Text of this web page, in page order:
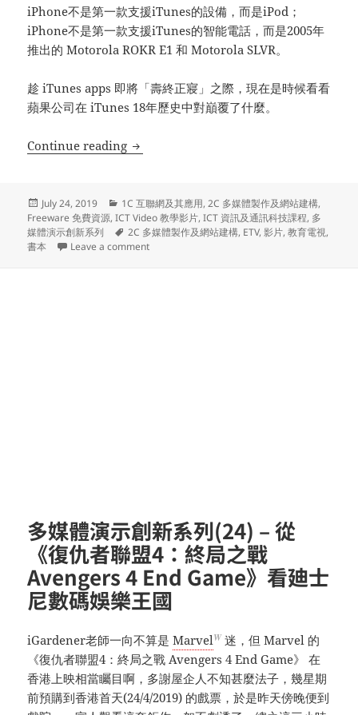
iPhone不是第一款支援iTunes的設備，而是iPod；
iPhone不是第一款支援iTunes的智能電話，而是2005年
推出的 Motorola ROKR E1 和 Motorola SLVR。
趁 iTunes apps 即將「壽終正寢」之際，現在是時候看看
蘋果公司在 iTunes 18年歷史中對巔覆了什麼。
Continue reading 多媒體演示創新系列(25) – iTunes 顛覆
Posted
on
July 24, 2019 Categories
1C 互聯網及其應用,2C 多媒體製作及網站建構,
Freeware 免費資源,ICT Video 教學影片,ICT 資訊及通訊科技課程, 多
媒體演示創新系列
Tags
2C 多媒體製作及網站建構, ETV,影片,教育電視,
書本
Leave a commenton 多媒體演示創新系列(25) – iTunes 顛覆世界
多媒體演示創新系列(24) – 從
《復仇者聯盟4：終局之戰
Avengers 4 End Game》看廸士
尼數碼娛樂王國
iGardener老師一向不算是MarvelW 迷，但 Marvel 的
《復仇者聯盟4：終局之戰 Avengers 4 End Game》 在
香港上映相當矚目啊，多謝屋企人不知甚麼法子，幾星期
前預購到香港首天(24/4/2019) 的戲票，於是昨天傍晚便到